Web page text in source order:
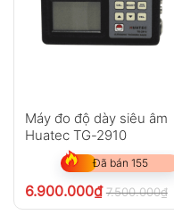
Máy đo độ dày siêu âm
Huatec TG-2910
Đã bán 155
6.900.000₫ 7.500.000₫